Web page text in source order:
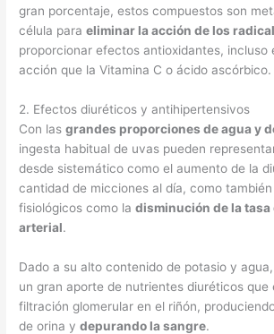
gran porcentaje, estos compuestos son
célula paraeliminar la acción de los
proporcionar efectos antioxidantes, incluso
acción que la Vitamina C o ácido ascórbico.
2. Efectos diuréticos y antihipertensivos
Con lasgrandes proporciones de agua y
ingesta habitual de uvas pueden
desde sistemático como el aumento de la
cantidad de micciones al día, como
fisiológicos como ladisminución de la
arterial.
Dado a su alto contenido de potasio y
un gran aporte de nutrientes diuréticos que
filtración glomerular en el riñón,
de orina ydepurando la sangre.